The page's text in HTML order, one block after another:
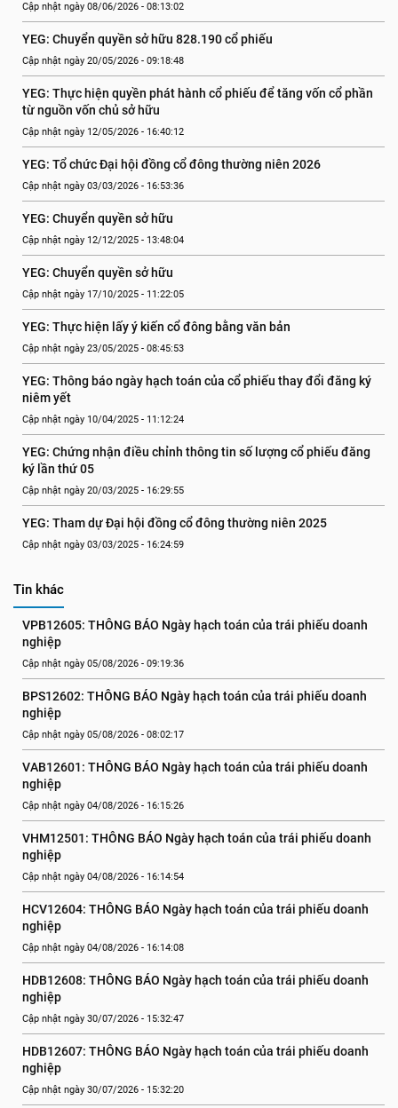
Cập nhật ngày 08/06/2026 - 08:13:02
YEG: Chuyển quyền sở hữu 828.190 cổ phiếu
Cập nhật ngày 20/05/2026 - 09:18:48
YEG: Thực hiện quyền phát hành cổ phiếu để tăng vốn cổ phần
từ nguồn vốn chủ sở hữu
Cập nhật ngày 12/05/2026 - 16:40:12
YEG: Tổ chức Đại hội đồng cổ đông thường niên 2026
Cập nhật ngày 03/03/2026 - 16:53:36
YEG: Chuyển quyền sở hữu
Cập nhật ngày 12/12/2025 - 13:48:04
YEG: Chuyển quyền sở hữu
Cập nhật ngày 17/10/2025 - 11:22:05
YEG: Thực hiện lấy ý kiến cổ đông bằng văn bản
Cập nhật ngày 23/05/2025 - 08:45:53
YEG: Thông báo ngày hạch toán của cổ phiếu thay đổi đăng ký
niêm yết
Cập nhật ngày 10/04/2025 - 11:12:24
YEG: Chứng nhận điều chỉnh thông tin số lượng cổ phiếu đăng
ký lần thứ 05
Cập nhật ngày 20/03/2025 - 16:29:55
YEG: Tham dự Đại hội đồng cổ đông thường niên 2025
Cập nhật ngày 03/03/2025 - 16:24:59
Tin khác
VPB12605: THÔNG BÁO Ngày hạch toán của trái phiếu doanh
nghiệp
Cập nhật ngày 05/08/2026 - 09:19:36
BPS12602: THÔNG BÁO Ngày hạch toán của trái phiếu doanh
nghiệp
Cập nhật ngày 05/08/2026 - 08:02:17
VAB12601: THÔNG BÁO Ngày hạch toán của trái phiếu doanh
nghiệp
Cập nhật ngày 04/08/2026 - 16:15:26
VHM12501: THÔNG BÁO Ngày hạch toán của trái phiếu doanh
nghiệp
Cập nhật ngày 04/08/2026 - 16:14:54
HCV12604: THÔNG BÁO Ngày hạch toán của trái phiếu doanh
nghiệp
Cập nhật ngày 04/08/2026 - 16:14:08
HDB12608: THÔNG BÁO Ngày hạch toán của trái phiếu doanh
nghiệp
Cập nhật ngày 30/07/2026 - 15:32:47
HDB12607: THÔNG BÁO Ngày hạch toán của trái phiếu doanh
nghiệp
Cập nhật ngày 30/07/2026 - 15:32:20